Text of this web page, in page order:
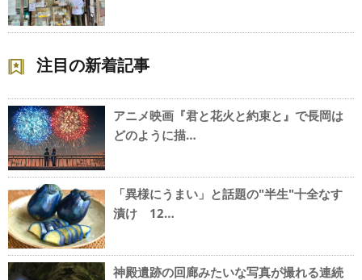
注目の新着記事
アニメ映画『君と花火と約束と』で長岡は
どのように描…
「異様にうまい」と話題の"半生"十全なす
漬け 12…
神殿遺跡の回廊みたいな写真が撮れる連続